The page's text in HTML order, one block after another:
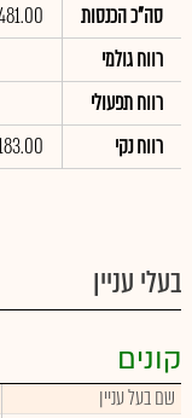
סה"כ הכנסות
רווח גולמי
רווח תפעולי
רווח נקי
בעלי עניין
קונים
שם בעל עניין